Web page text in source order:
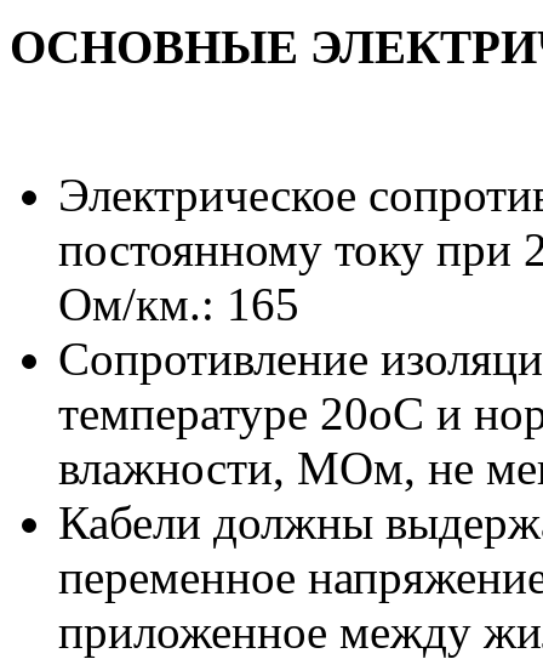
ОСНОВНЫЕ
Электрическое
постоянному току при
Ом/км.: 165
Сопротивление
температуре 20oС и
влажности, МОм, не
Кабели должны
переменное
приложенное между